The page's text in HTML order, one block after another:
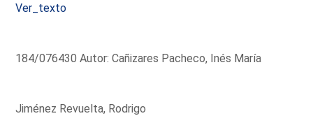
Ver_texto
184/076430 Autor: Cañizares Pacheco, Inés María
Jiménez Revuelta, Rodrigo